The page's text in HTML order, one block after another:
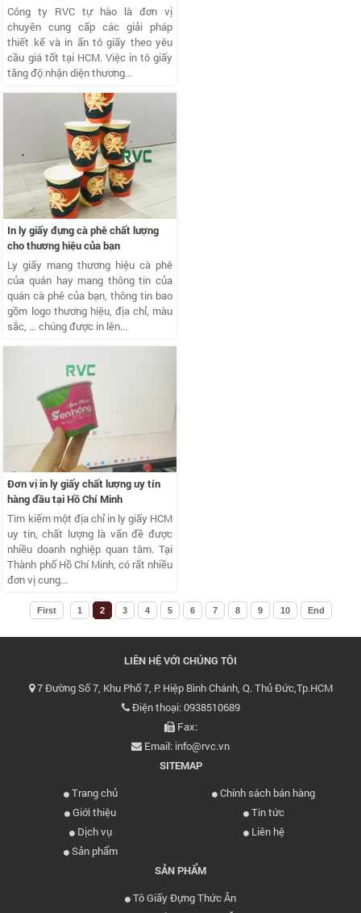
Công ty RVC tự hào là đơn vị
chuyên cung cấp các giải pháp
thiết kế và in ấn tô giấy theo yêu
cầu giá tốt tại HCM. Việc in tô giấy
tăng độ nhận diện thương...
In ly giấy đựng cà phê chất lượng
cho thương hiệu của bạn
Ly giấy mang thương hiệu cà phê
của quán hay mang thông tin của
quán cà phê của bạn, thông tin bao
gồm logo thương hiệu, địa chỉ, màu
sắc, … chúng được in lên...
Đơn vị in ly giấy chất lượng uy tín
hàng đầu tại Hồ Chí Minh
Tìm kiếm một địa chỉ in ly giấy HCM
uy tín, chất lượng là vấn đề được
nhiều doanh nghiệp quan tâm. Tại
Thành phố Hồ Chí Minh, có rất nhiều
đơn vị cung...
First 1 2 3 4 5 6 7 8 9 10 End
LIÊN HỆ VỚI CHÚNG TÔI
7 Đường Số 7, Khu Phố 7, P. Hiệp Bình Chánh, Q. Thủ Đức,Tp.HCM
Điện thoại: 0938510689
Fax:
Email: info@rvc.vn
SITEMAP
Trang chủ
Chính sách bán hàng
Giới thiệu
Tin tức
Dịch vụ
Liên hệ
Sản phẩm
SẢN PHẨM
Tô Giấy Đựng Thức Ăn